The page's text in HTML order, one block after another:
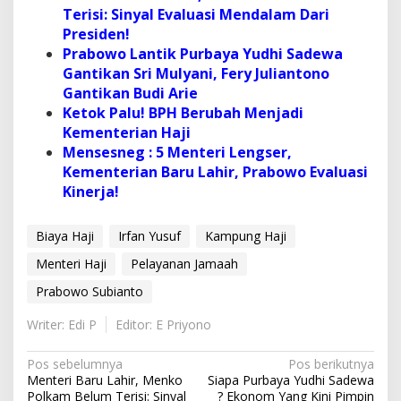
Terisi: Sinyal Evaluasi Mendalam Dari
Presiden!
Prabowo Lantik Purbaya Yudhi Sadewa
Gantikan Sri Mulyani, Fery Juliantono
Gantikan Budi Arie
Ketok Palu! BPH Berubah Menjadi
Kementerian Haji
Mensesneg : 5 Menteri Lengser,
Kementerian Baru Lahir, Prabowo Evaluasi
Kinerja!
Biaya Haji Irfan Yusuf
Kampung Haji
Menteri Haji
Pelayanan Jamaah
Prabowo Subianto
Writer: Edi P
Editor: E Priyono
N
a
Pos sebelumnya
Menteri Baru Lahir, Menko
Polkam Belum Terisi: Sinyal
Pos berikutnya
Siapa Purbaya Yudhi Sadewa
? Ekonom Yang Kini Pimpin